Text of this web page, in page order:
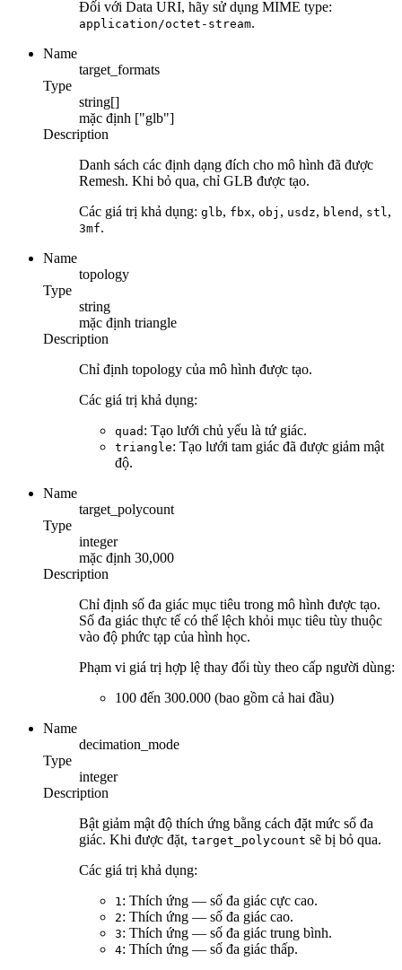
Đối với Data URI, hãy sử dụng MIME type:
application/octet-stream.
Name
target_formats
Type
string[]
mặc định ["glb"]
Description
Danh sách các định dạng đích cho mô hình đã được
Remesh. Khi bỏ qua, chỉ GLB được tạo.
Các giá trị khả dụng: glb, fbx, obj , usdz, blend , stl,
3mf.
Name
topology
Type
string
mặc định triangle
Description
Chỉ định topology của mô hình được tạo.
Các giá trị khả dụng:
quad : Tạo lưới chủ yếu là tứ giác.
triangle: Tạo lưới tam giác đã được giảm mật
độ.
Name
target_polycount
Type
integer
mặc định 30,000
Description
Chỉ định số đa giác mục tiêu trong mô hình được tạo.
Số đa giác thực tế có thể lệch khỏi mục tiêu tùy thuộc
vào độ phức tạp của hình học.
Phạm vi giá trị hợp lệ thay đổi tùy theo cấp người dùng:
100 đến 300.000 (bao gồm cả hai đầu)
Name
decimation_mode
Type
integer
Description
Bật giảm mật độ thích ứng bằng cách đặt mức số đa
giác. Khi được đặt, target_polycount sẽ bị bỏ qua.
Các giá trị khả dụng:
1: Thích ứng — số đa giác cực cao.
2: Thích ứng — số đa giác cao.
3: Thích ứng — số đa giác trung bình.
4: Thích ứng — số đa giác thấp.